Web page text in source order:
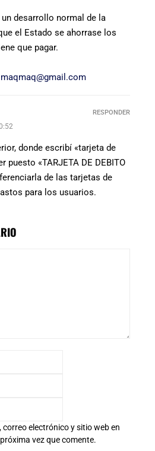
desarrollo normal de la
el Estado se ahorrase los
que pagar.
maqmaq@gmail.com
donde escribí «tarjeta de
puesto «TARJETA DE DEBITO
de las tarjetas de
para los usuarios.
RESPONDER
electrónico y sitio web en
vez que comente.